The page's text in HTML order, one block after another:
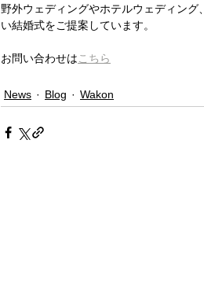
野外ウェディングやホテルウェディン
い結婚式をご提案しています。
お問い合わせは こちら
News Blog Wakon